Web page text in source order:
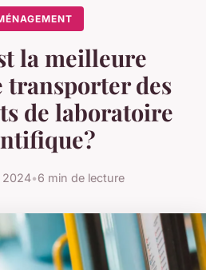
la meilleure
transporter des
de laboratoire
2024•6 min de lecture